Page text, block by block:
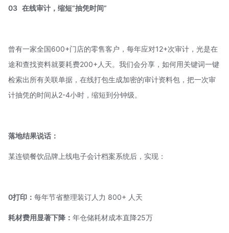
03 在线审计 ，缩短“抽凭时间”
曾有一家全国600+门店的零售客户，每年应对12+次审计，光是在
途和查找资料就要耗费200+人天。我们会分享，如何用关键词一键
检索出所有关联单据，在线打包生成加密的审计资料包，把一次审
计抽凭的时间从2-4小时，缩短到分钟级。
落地结果说话：
某连锁餐饮品牌上线电子会计档案系统后，实现：
0打印： 每年节省整理装订人力 800+ 人天
耗材费用显著下降： 年仓储耗材成本直降25万